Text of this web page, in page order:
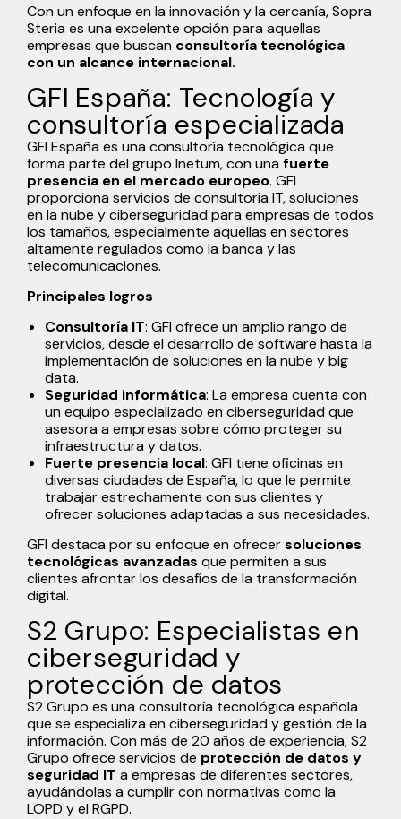
Con un enfoque en la innovación y la cercanía, Sopra
Steria es una excelente opción para aquellas
empresas que buscan consultoría tecnológica
con un alcance internacional.
GFI España: Tecnología y
consultoría especializada
GFI España es una consultoría tecnológica que
forma parte del grupo Inetum, con una fuerte
presencia en el mercado europeo. GFI
proporciona servicios de consultoría IT, soluciones
en la nube y ciberseguridad para empresas de todos
los tamaños, especialmente aquellas en sectores
altamente regulados como la banca y las
telecomunicaciones.
Principales logros
Consultoría IT: GFI ofrece un amplio rango de
servicios, desde el desarrollo de software hasta la
implementación de soluciones en la nube y big
data.
Seguridad informática: La empresa cuenta con
un equipo especializado en ciberseguridad que
asesora a empresas sobre cómo proteger su
infraestructura y datos.
Fuerte presencia local: GFI tiene oficinas en
diversas ciudades de España, lo que le permite
trabajar estrechamente con sus clientes y
ofrecer soluciones adaptadas a sus necesidades.
GFI destaca por su enfoque en ofrecersoluciones
tecnológicas avanzadas que permiten a sus
clientes afrontar los desafíos de la transformación
digital.
S2 Grupo: Especialistas en
ciberseguridad y
protección de datos
S2 Grupo es una consultoría tecnológica española
que se especializa en ciberseguridad y gestión de la
información. Con más de 20 años de experiencia, S2
Grupo ofrece servicios de protección de datos y
seguridad IT a empresas de diferentes sectores,
ayudándolas a cumplir con normativas como la
LOPD y el RGPD.